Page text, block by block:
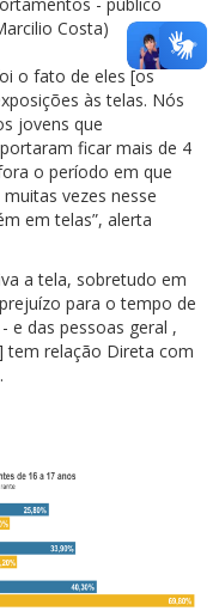
Costa)
o fato de eles [os
às telas. Nós
jovens que
ficar mais de 4
o período em que
vezes nesse
em telas”, alerta
a tela, sobretudo em
para o tempo de
e das pessoas geral ,
tem relação Direta com